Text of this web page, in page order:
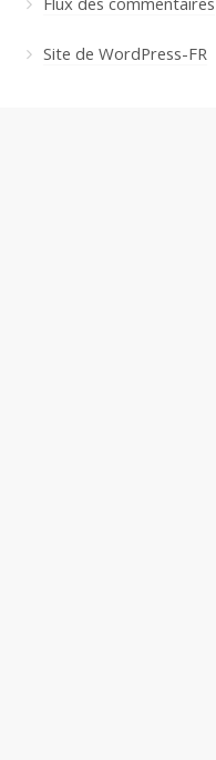
Site de WordPress-FR